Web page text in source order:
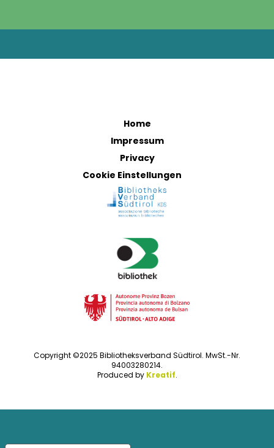
Home
Impressum
Privacy
Cookie Einstellungen
Copyright ©2025 Bibliotheksverband Südtirol. MwSt.-Nr.
94003280214.
Produced by Kreatif.